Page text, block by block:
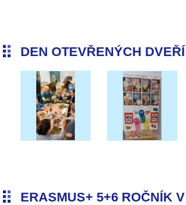
DEN OTEVŘENÝCH
ERASMUS+ 5+6 ROČNÍK